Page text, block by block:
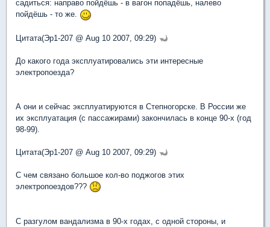
садиться: направо пойдёшь - в вагон попадёшь, налево
пойдёшь - то же.
Цитата(Эр1-207 @ Aug 10 2007, 09:29)
До какого года эксплуатировались эти интересные
электропоезда?
А они и сейчас эксплуатируются в Степногорске. В России же
их эксплуатация (с пассажирами) закончилась в конце 90-х (год
98-99).
Цитата(Эр1-207 @ Aug 10 2007, 09:29)
С чем связано большое кол-во поджогов этих
электропоездов???
С разгулом вандализма в 90-х годах, с одной стороны, и